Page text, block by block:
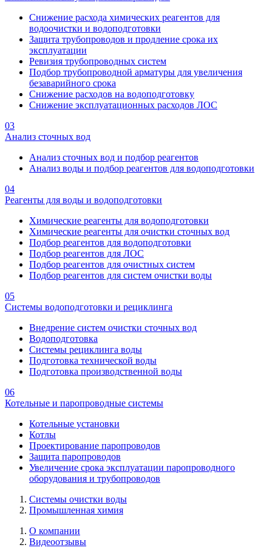
Снижение расхода химических реагентов для
водоочистки и водоподготовки
Защита трубопроводов и продление срока их
эксплуатации
Ревизия трубопроводных систем
Подбор трубопроводной арматуры для увеличения
безаварийного срока
Снижение расходов на водоподготовку
Снижение эксплуатационных расходов ЛОС
03
Анализ сточных вод
Анализ сточных вод и подбор реагентов
Анализ воды и подбор реагентов для водоподготовки
04
Реагенты для воды и водоподготовки
Химические реагенты для водоподготовки
Химические реагенты для очистки сточных вод
Подбор реагентов для водоподготовки
Подбор реагентов для ЛОС
Подбор реагентов для очистных систем
Подбор реагентов для систем очистки воды
05
Системы водоподготовки и рециклинга
Внедрение систем очистки сточных вод
Водоподготовка
Системы рециклинга воды
Подготовка технической воды
Подготовка производственной воды
06
Котельные и паропроводные системы
Котельные установки
Котлы
Проектирование паропроводов
Защита паропроводов
Увеличение срока эксплуатации паропроводного
оборудования и трубопроводов
Системы очистки воды
Промышленная химия
О компании
Видеоотзывы